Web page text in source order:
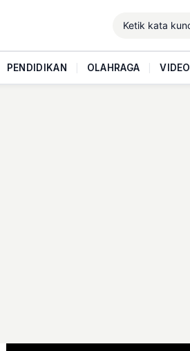
PENDIDIKAN OLAHRAGA VIDEO